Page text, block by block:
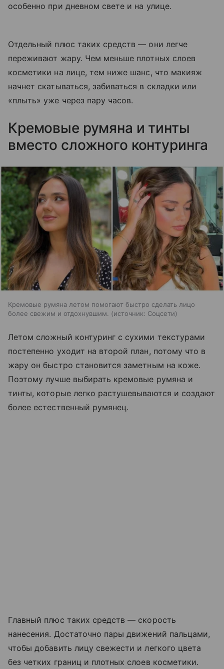
особенно при дневном свете и на улице.
Отдельный плюс таких средств — они легче
переживают жару. Чем меньше плотных слоев
косметики на лице, тем ниже шанс, что макияж
начнет скатываться, забиваться в складки или
«плыть» уже через пару часов.
Кремовые румяна и тинты
вместо сложного контуринга
Кремовые румяна летом помогают быстро сделать лицо
более свежим и отдохнувшим.
источник: Соцсети
Летом сложный контуринг с сухими текстурами
постепенно уходит на второй план, потому что в
жару он быстро становится заметным на коже.
Поэтому лучше выбирать кремовые румяна и
тинты, которые легко растушевываются и создают
более естественный румянец.
Главный плюс таких средств — скорость
нанесения. Достаточно пары движений пальцами,
чтобы добавить лицу свежести и легкого цвета
без четких границ и плотных слоев косметики.